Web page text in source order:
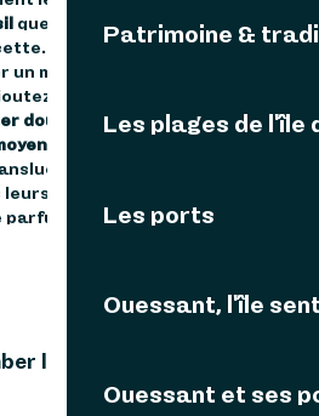
Patrimoine &
Les plages de l'île
Les ports
Ouessant, l'île
Ouessant et ses
que vous réserverez pour la
Dans une grande poêle,
un mélange de beurre et
les oignons et l’ail afin
doucement. Laissez-les
et commencent à
saveurs, constituant
parfumée pour votre
le Pastis !